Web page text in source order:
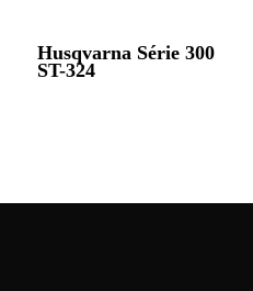
Husqvarna Série 300
ST-324